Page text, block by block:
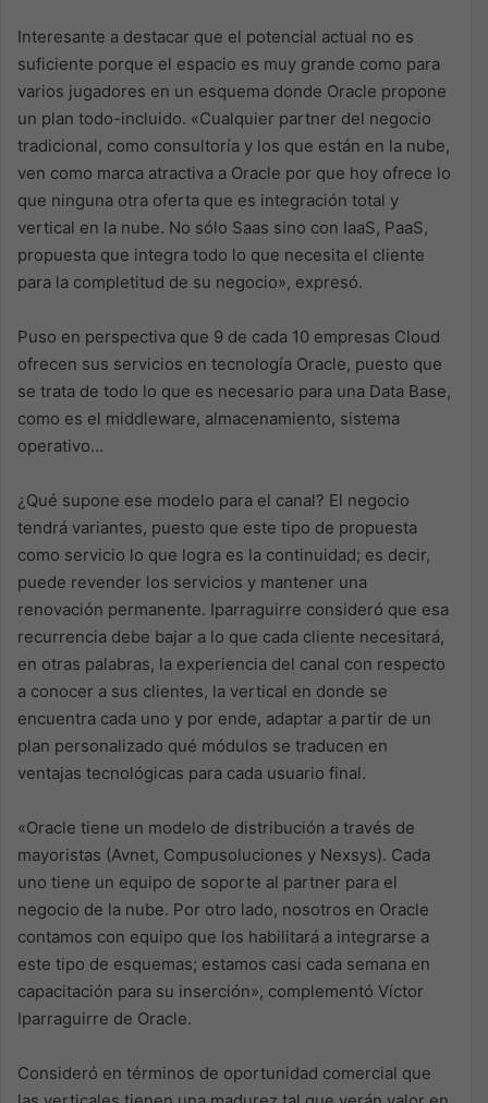
Interesante a destacar que el potencial actual no es
suficiente porque el espacio es muy grande como para
varios jugadores en un esquema donde Oracle propone
un plan todo-incluido. «Cualquier partner del negocio
tradicional, como consultoría y los que están en la nube,
ven como marca atractiva a Oracle por que hoy ofrece lo
que ninguna otra oferta que es integración total y
vertical en la nube. No sólo Saas sino con IaaS, PaaS,
propuesta que integra todo lo que necesita el cliente
para la completitud de su negocio», expresó.
Puso en perspectiva que 9 de cada 10 empresas Cloud
ofrecen sus servicios en tecnología Oracle, puesto que
se trata de todo lo que es necesario para una Data Base,
como es el middleware, almacenamiento, sistema
operativo…
¿Qué supone ese modelo para el canal? El negocio
tendrá variantes, puesto que este tipo de propuesta
como servicio lo que logra es la continuidad; es decir,
puede revender los servicios y mantener una
renovación permanente. Iparraguirre consideró que esa
recurrencia debe bajar a lo que cada cliente necesitará,
en otras palabras, la experiencia del canal con respecto
a conocer a sus clientes, la vertical en donde se
encuentra cada uno y por ende, adaptar a partir de un
plan personalizado qué módulos se traducen en
ventajas tecnológicas para cada usuario final.
«Oracle tiene un modelo de distribución a través de
mayoristas (Avnet, Compusoluciones y Nexsys). Cada
uno tiene un equipo de soporte al partner para el
negocio de la nube. Por otro lado, nosotros en Oracle
contamos con equipo que los habilitará a integrarse a
este tipo de esquemas; estamos casi cada semana en
capacitación para su inserción», complementó Víctor
Iparraguirre de Oracle.
Consideró en términos de oportunidad comercial que